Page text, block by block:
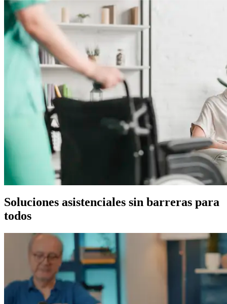
Soluciones asistenciales sin barreras para
todos